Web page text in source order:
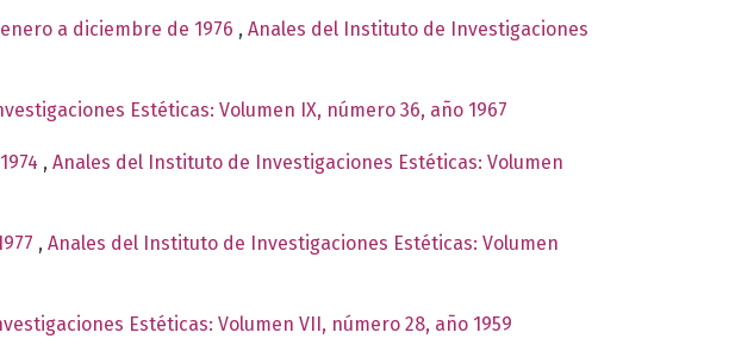
a diciembre de 1976 , Anales del Instituto de Investigaciones
Estéticas: Volumen IX, número 36, año 1967
, Anales del Instituto de Investigaciones Estéticas: Volumen
, Anales del Instituto de Investigaciones Estéticas: Volumen
Estéticas: Volumen VII, número 28, año 1959